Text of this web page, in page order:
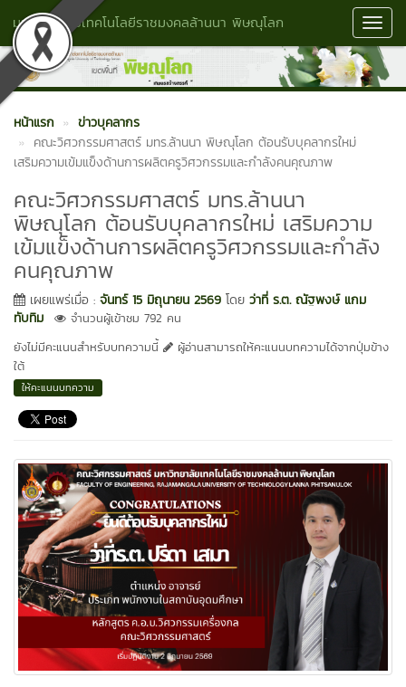
มหาวิทยาลัยเทคโนโลยีราชมงคลล้านนา พิษณุโลก
หน้าแรก
ข่าวบุคลากร
คณะวิศวกรรมศาสตร์ มทร.ล้านนา พิษณุโลก ต้อนรับบุคลากรใหม่
เสริมความเข้มแข็งด้านการผลิตครูวิศวกรรมและกำลังคนคุณภาพ
คณะวิศวกรรมศาสตร์ มทร.ล้านนา
พิษณุโลก ต้อนรับบุคลากรใหม่ เสริมความ
เข้มแข็งด้านการผลิตครูวิศวกรรมและกำลัง
คนคุณภาพ
เผยแพร่เมื่อ : จันทร์ 15 มิถุนายน 2569 โดย ว่าที่ ร.ต. ณัฐพงษ์ แกม
ทับทิม
จำนวนผู้เข้าชม 792 คน
ยังไม่มีคะแนนสำหรับบทความนี้
ผู้อ่านสามารถให้คะแนนบทความได้จากปุ่มข้าง
ใต้
ให้คะแนนบทความ